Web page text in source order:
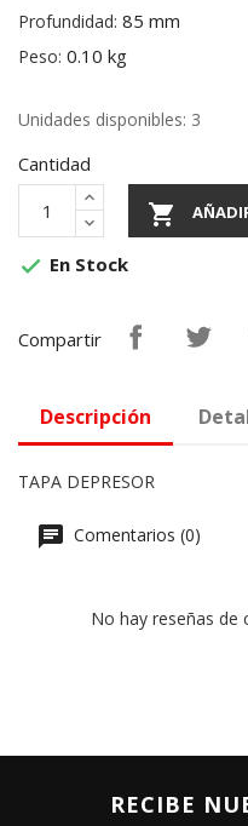
Profundidad: 85 mm
Peso: 0.10 kg
Unidades disponibles: 3
Cantidad

 En Stock
Compartir
Descripción
TAPA DEPRESOR
Comentarios (0)
No hay reseñas de
RECIBE